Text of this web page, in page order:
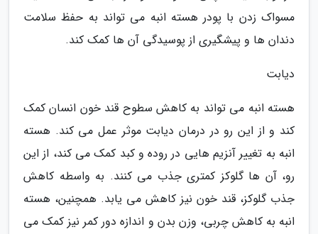
مسواک زدن با پودر هسته انبه می تواند به حفظ سلامت
دندان ها و پیشگیری از پوسیدگی آن ها کمک کند.
دیابت
هسته انبه می تواند به کاهش سطوح قند خون انسان کمک
کند و از این رو در درمان دیابت موثر عمل می کند. هسته
انبه به تغییر آنزیم هایی در روده و کبد کمک می کند، از این
رو، آن ها گلوکز کمتری جذب می کنند. به واسطه کاهش
جذب گلوکز، قند خون نیز کاهش می یابد. همچنین، هسته
انبه به کاهش چربی، وزن بدن و اندازه دور کمر نیز کمک می